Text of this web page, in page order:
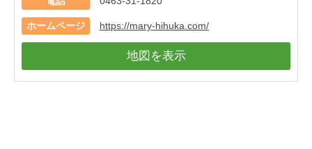
ホームページ https://mary-hihuka.com/
地図を表示